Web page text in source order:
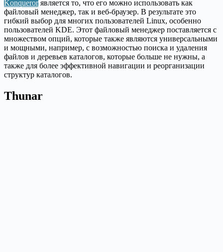
Konqueror является то, что его можно использовать как
файловый менеджер, так и веб-браузер. В результате это
гибкий выбор для многих пользователей Linux, особенно
пользователей KDE. Этот файловый менеджер поставляется с
множеством опций, которые также являются универсальными
и мощными, например, с возможностью поиска и удаления
файлов и деревьев каталогов, которые больше не нужны, а
также для более эффективной навигации и реорганизации
структур каталогов.
Thunar